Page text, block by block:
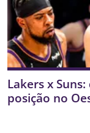
Lakers x
posição no